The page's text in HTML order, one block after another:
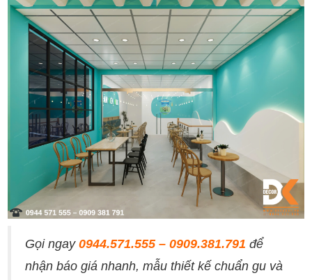
Gọi ngay0944.571.555 – 0909.381.791 để
nhận báo giá nhanh, mẫu thiết kế chuẩn gu và